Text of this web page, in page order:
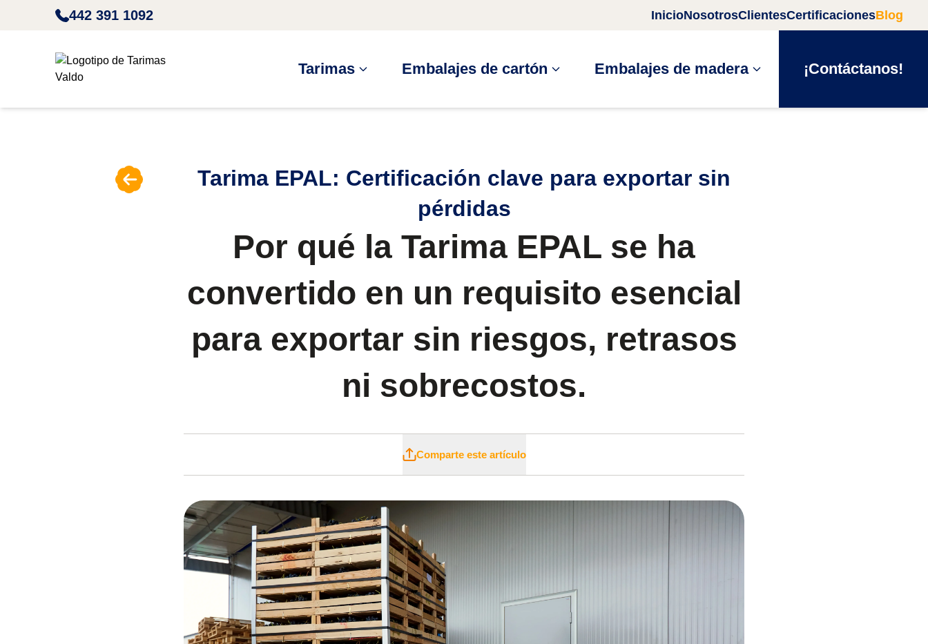
442 391 1092 InicioNosotrosClientesCertificacionesBlog
Tarimas Embalajes de cartón Embalajes de madera ¡Contáctanos!
Tarima EPAL: Certificación clave para exportar sin
pérdidas
Por qué la Tarima EPAL se ha
convertido en un requisito esencial
para exportar sin riesgos, retrasos
ni sobrecostos.
Comparte este artículo